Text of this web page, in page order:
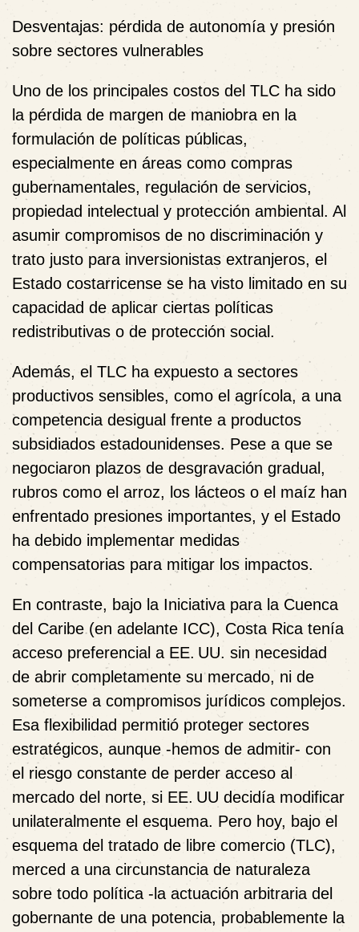
Desventajas: pérdida de autonomía y presión
sobre sectores vulnerables
Uno de los principales costos del TLC ha sido
la pérdida de margen de maniobra en la
formulación de políticas públicas,
especialmente en áreas como compras
gubernamentales, regulación de servicios,
propiedad intelectual y protección ambiental. Al
asumir compromisos de no discriminación y
trato justo para inversionistas extranjeros, el
Estado costarricense se ha visto limitado en su
capacidad de aplicar ciertas políticas
redistributivas o de protección social.
Además, el TLC ha expuesto a sectores
productivos sensibles, como el agrícola, a una
competencia desigual frente a productos
subsidiados estadounidenses. Pese a que se
negociaron plazos de desgravación gradual,
rubros como el arroz, los lácteos o el maíz han
enfrentado presiones importantes, y el Estado
ha debido implementar medidas
compensatorias para mitigar los impactos.
En contraste, bajo la Iniciativa para la Cuenca
del Caribe (en adelante ICC), Costa Rica tenía
acceso preferencial a EE. UU. sin necesidad
de abrir completamente su mercado, ni de
someterse a compromisos jurídicos complejos.
Esa flexibilidad permitió proteger sectores
estratégicos, aunque -hemos de admitir- con
el riesgo constante de perder acceso al
mercado del norte, si EE. UU decidía modificar
unilateralmente el esquema. Pero hoy, bajo el
esquema del tratado de libre comercio (TLC),
merced a una circunstancia de naturaleza
sobre todo política -la actuación arbitraria del
gobernante de una potencia, probablemente la